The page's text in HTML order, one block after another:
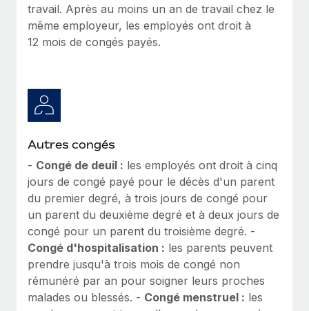
travail. Après au moins un an de travail chez le
même employeur, les employés ont droit à
12 mois de congés payés.
Autres congés
- Congé de deuil : les employés ont droit à cinq
jours de congé payé pour le décès d'un parent
du premier degré, à trois jours de congé pour
un parent du deuxième degré et à deux jours de
congé pour un parent du troisième degré. -
Congé d'hospitalisation : les parents peuvent
prendre jusqu'à trois mois de congé non
rémunéré par an pour soigner leurs proches
malades ou blessés. - Congé menstruel : les